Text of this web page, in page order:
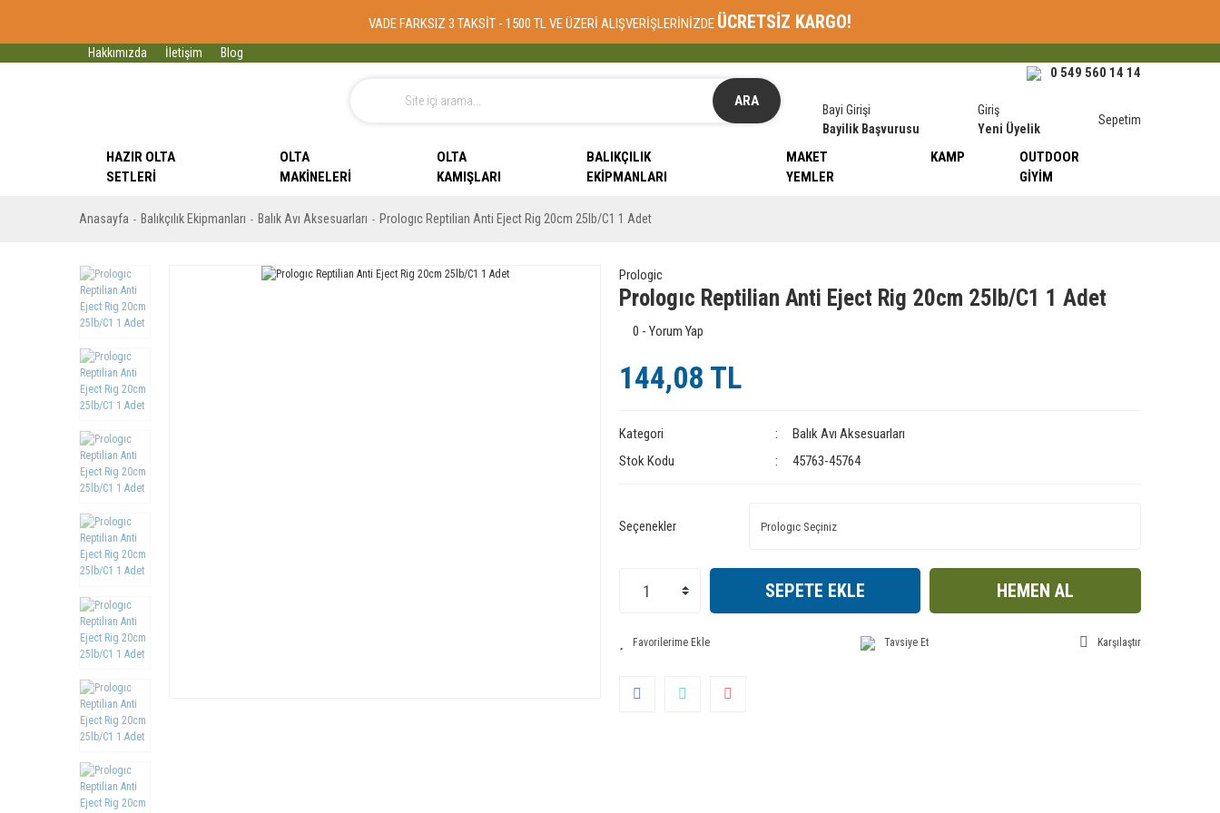
VADE FARKSIZ 3 TAKSİT - 1500 TL VE ÜZERİ ALIŞVERİŞLERİNİZDE ÜCRETSİZ KARGO!
Hakkımızda İletişim Blog
ARA
0 549 560 14 14
Bayi Girişi
Bayilik Başvurusu
Giriş
Yeni Üyelik
Sepetim
HAZIR OLTA
SETLERI
OLTA
MAKINELERI
OLTA
KAMIŞLARI
BALIKÇILIK
EKIPMANLARI
MAKET
YEMLER
KAMP
OUTDOOR
GIYIM
Anasayfa Balıkçılık Ekipmanları Balık Avı Aksesuarları Prologıc Reptilian Anti Eject Rig 20cm 25lb/C1 1 Adet
Prologic
Prologıc Reptilian Anti Eject Rig 20cm 25lb/C1 1 Adet
0 - Yorum Yap
144,08 TL
Kategori
Balık Avı Aksesuarları
Stok Kodu
45763-45764
Seçenekler
SEPETE EKLE HEMEN AL
Tavsiye Et Karşılaştır